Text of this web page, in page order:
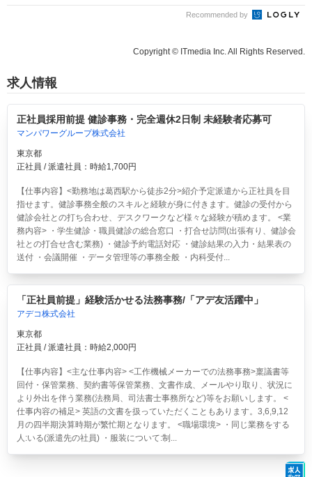
Recommended by
Copyright © ITmedia Inc. All Rights Reserved.
求人情報
正社員採用前提 健診事務・完全週休2日制 未経験者応募可
マンパワーグループ株式会社
東京都
正社員 / 派遣社員：時給1,700円
【仕事内容】<勤務地は葛西駅から徒歩2分>紹介予定派遣から正社員を目
指せます。健診事務全般のスキルと経験が身に付きます。健診の受付から
健診会社との打ち合わせ、デスクワークなど様々な経験が積めます。 <業
務内容> ・学生健診・職員健診の総合窓口 ・打合せ訪問(出張有り、健診会
社との打合せ含む業務) ・健診予約電話対応 ・健診結果の入力・結果表の
送付 ・会議開催 ・データ管理等の事務全般 ・内科受付...
「正社員前提」経験活かせる法務事務/「アデ友活躍中」
アデコ株式会社
東京都
正社員 / 派遣社員：時給2,000円
【仕事内容】<主な仕事内容> <工作機械メーカーでの法務事務>稟議書等
回付・保管業務、契約書等保管業務、文書作成、メールやり取り、状況に
より外出を伴う業務(法務局、司法書士事務所など)等をお願いします。 <
仕事内容の補足> 英語の文書を扱っていただくこともあります。3,6,9,12
月の四半期決算時期が繁忙期となります。 <職場環境> ・同じ業務をする
人:いる(派遣先の社員) ・服装について:制...